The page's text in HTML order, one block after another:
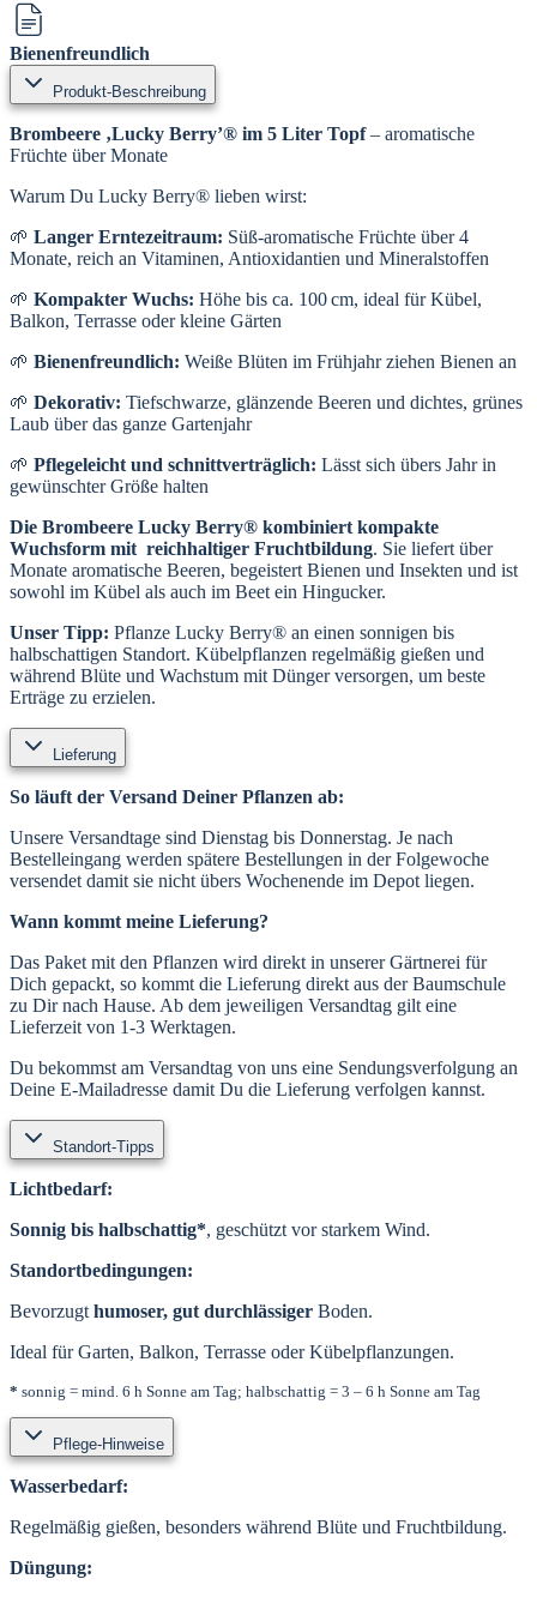
Bienenfreundlich
Produkt-Beschreibung
Brombeere ‚Lucky Berry’® im 5 Liter Topf– aromatische
Früchte über Monate
Warum Du Lucky Berry® lieben wirst:
🌱 Langer Erntezeitraum: Süß-aromatische Früchte über 4
Monate, reich an Vitaminen, Antioxidantien und Mineralstoffen
🌱 Kompakter Wuchs: Höhe bis ca. 100 cm, ideal für Kübel,
Balkon, Terrasse oder kleine Gärten
🌱 Bienenfreundlich: Weiße Blüten im Frühjahr ziehen Bienen an
🌱 Dekorativ: Tiefschwarze, glänzende Beeren und dichtes, grünes
Laub über das ganze Gartenjahr
🌱 Pflegeleicht und schnittverträglich: Lässt sich übers Jahr in
gewünschter Größe halten
Die Brombeere Lucky Berry® kombiniert kompakte
Wuchsform mit reichhaltiger Fruchtbildung. Sie liefert über
Monate aromatische Beeren, begeistert Bienen und Insekten und ist
sowohl im Kübel als auch im Beet ein Hingucker.
Unser Tipp: Pflanze Lucky Berry® an einen sonnigen bis
halbschattigen Standort. Kübelpflanzen regelmäßig gießen und
während Blüte und Wachstum mit Dünger versorgen, um beste
Erträge zu erzielen.
Lieferung
So läuft der Versand Deiner Pflanzen ab:
Unsere Versandtage sind Dienstag bis Donnerstag. Je nach
Bestelleingang werden spätere Bestellungen in der Folgewoche
versendet damit sie nicht übers Wochenende im Depot liegen.
Wann kommt meine Lieferung?
Das Paket mit den Pflanzen wird direkt in unserer Gärtnerei für
Dich gepackt, so kommt die Lieferung direkt aus der Baumschule
zu Dir nach Hause. Ab dem jeweiligen Versandtag gilt eine
Lieferzeit von 1-3 Werktagen.
Du bekommst am Versandtag von uns eine Sendungsverfolgung an
Deine E-Mailadresse damit Du die Lieferung verfolgen kannst.
Standort-Tipps
Lichtbedarf:
Sonnig bis halbschattig*, geschützt vor starkem Wind.
Standortbedingungen:
Bevorzugt humoser, gut durchlässiger Boden.
Ideal für Garten, Balkon, Terrasse oder Kübelpflanzungen.
* sonnig = mind. 6 h Sonne am Tag; halbschattig = 3 – 6 h Sonne am Tag
Pflege-Hinweise
Wasserbedarf:
Regelmäßig gießen, besonders während Blüte und Fruchtbildung.
Düngung: